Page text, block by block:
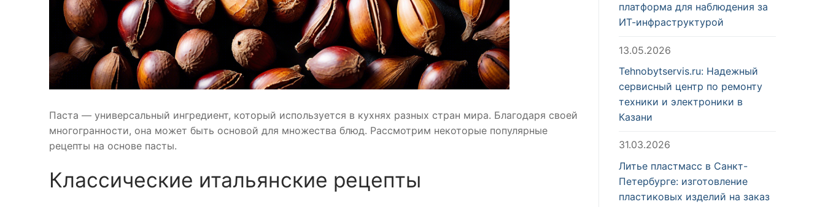
Паста — универсальный ингредиент, который используется в кухнях разных стран мира. Благодаря своей
многогранности, она может быть основой для множества блюд. Рассмотрим некоторые популярные
рецепты на основе пасты.
Классические итальянские рецепты
платформа для наблюдения за
ИТ-инфраструктурой
13.05.2026
Tehnobytservis.ru: Надежный
сервисный центр по ремонту
техники и электроники в
Казани
31.03.2026
Литье пластмасс в Санкт-
Петербурге: изготовление
пластиковых изделий на заказ